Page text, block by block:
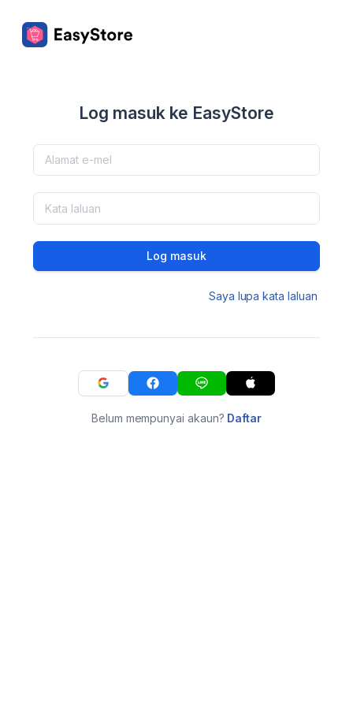
Log masuk ke EasyStore
Log masuk
Saya lupa kata laluan
Belum mempunyai akaun? Daftar